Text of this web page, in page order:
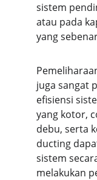
sistem
atau pada
yang
juga sangat
efisiensi
yang kotor,
debu, serta
ducting
sistem
melakukan